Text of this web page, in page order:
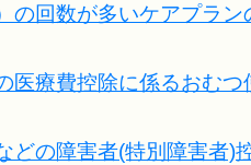
の回数が多いケアプラン
医療費控除に係るおむ
どの障害者(特別障害者)